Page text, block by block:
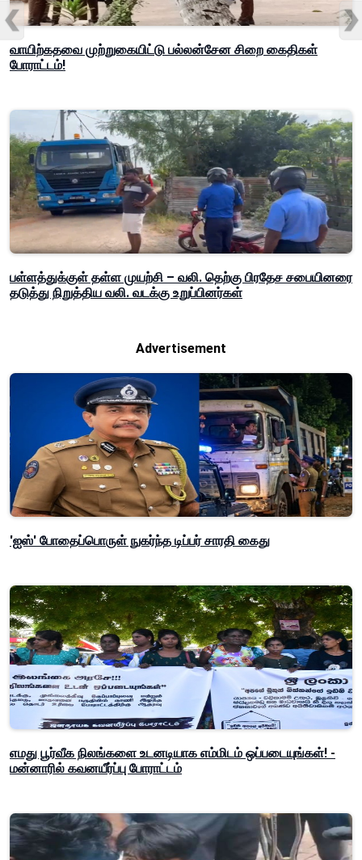
வாயிற்கதவை முற்றுகையிட்டு பல்லன்சேன சிறை கைதிகள்
போராட்டம்!
பள்ளத்துக்குள் தள்ள முயற்சி – வலி. தெற்கு பிரதேச சபையினரை
தடுத்து நிறுத்திய வலி. வடக்கு உறுப்பினர்கள்
Advertisement
'ஐஸ்' போதைப்பொருள் நுகர்ந்த டிப்பர் சாரதி கைது
எமது பூர்வீக நிலங்களை உடனடியாக எம்மிடம் ஒப்படையுங்கள்! -
மன்னாரில் கவனயீர்ப்பு போராட்டம்